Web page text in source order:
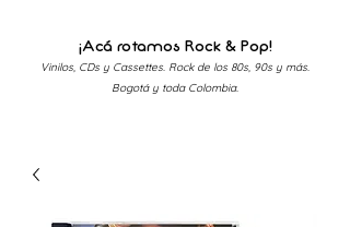
¡Acá rotamos Rock & Pop!
Vinilos, CDs y Cassettes. Rock de los 80s, 90s y más.
Bogotá y toda Colombia.